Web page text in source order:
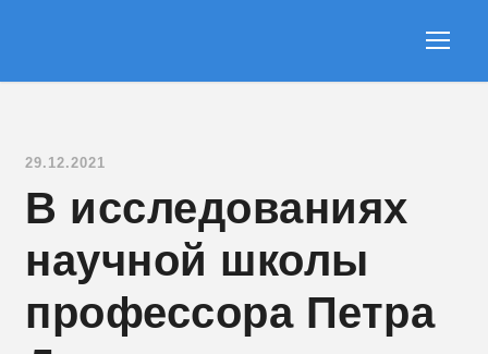
29.12.2021
В исследованиях
научной школы
профессора Петра